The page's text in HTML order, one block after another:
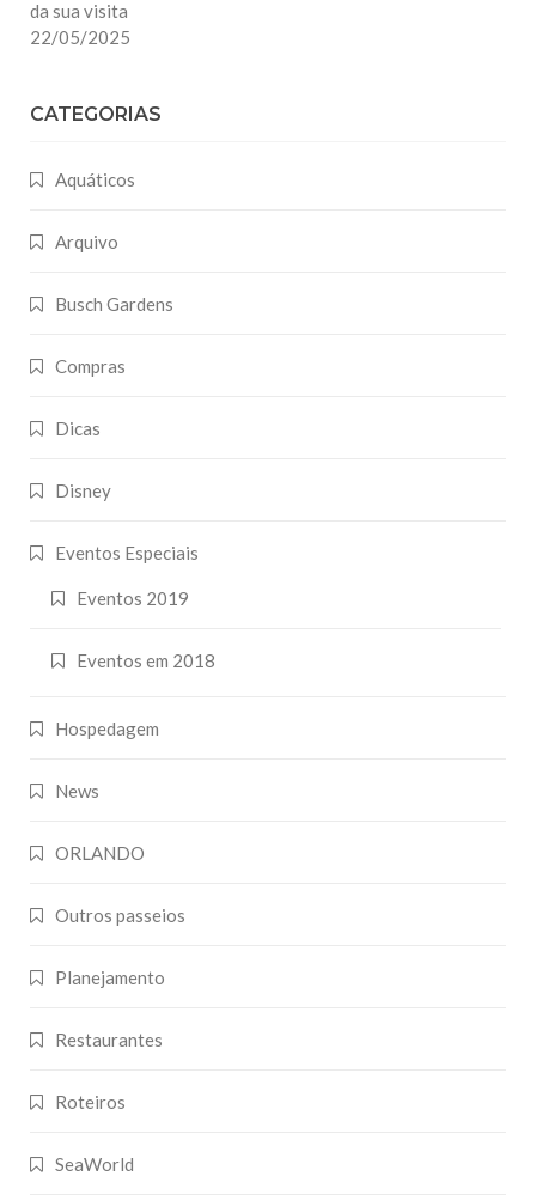
da sua visita
22/05/2025
CATEGORIAS
Aquáticos
Arquivo
Busch Gardens
Compras
Dicas
Disney
Eventos Especiais
Eventos 2019
Eventos em 2018
Hospedagem
News
ORLANDO
Outros passeios
Planejamento
Restaurantes
Roteiros
SeaWorld